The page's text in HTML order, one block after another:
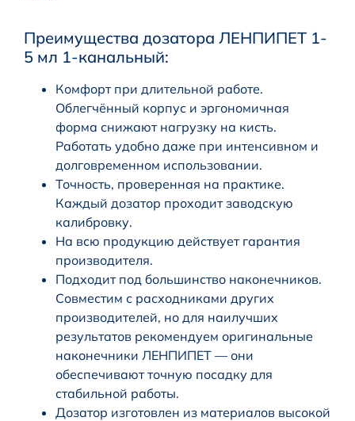
Преимущества дозатора ЛЕНПИПЕТ 1-
5 мл 1-канальный:
Комфорт при длительной работе.
Облегчённый корпус и эргономичная
форма снижают нагрузку на кисть.
Работать удобно даже при интенсивном и
долговременном использовании.
Точность, проверенная на практике.
Каждый дозатор проходит заводскую
калибровку.
На всю продукцию действует гарантия
производителя.
Подходит под большинство наконечников.
Совместим с расходниками других
производителей, но для наилучших
результатов рекомендуем оригинальные
наконечники ЛЕНПИПЕТ — они
обеспечивают точную посадку для
стабильной работы.
Дозатор изготовлен из материалов высокой